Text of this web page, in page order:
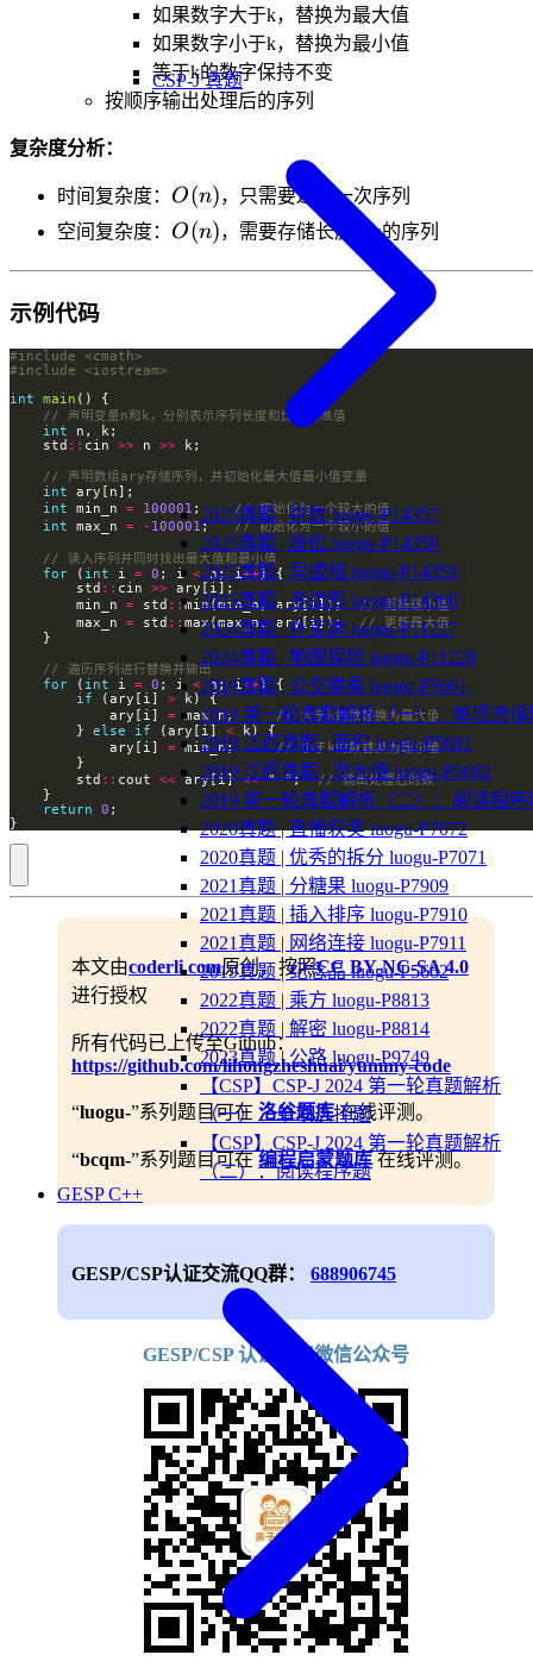
CSP-J 真题
2025真题 | 拼数 luogu-P14357
2025真题 | 座位 luogu-P14358
2025真题 | 异或和 luogu-P14359
2025真题 | 多边形 luogu-P14360
2024真题 | 扑克牌 luogu-P11227
2024真题 | 地图探险 luogu-P11228
2019真题 | 公交换乘 luogu-P5661
2019 第一轮真题解析（一）：单项选择
2019 江西真题 | 面积 luogu-P5681
2019 江西真题 | 次大值 luogu-P5682
2019 第一轮真题解析（二）：阅读程序
2020真题 | 直播获奖 luogu-P7072
2020真题 | 优秀的拆分 luogu-P7071
2021真题 | 分糖果 luogu-P7909
2021真题 | 插入排序 luogu-P7910
2021真题 | 网络连接 luogu-P7911
2019真题 | 纪念品 luogu-P5662
2022真题 | 乘方 luogu-P8813
2022真题 | 解密 luogu-P8814
2023真题 | 公路 luogu-P9749
【CSP】CSP-J 2024 第一轮真题解析
（一）：单项选择题
【CSP】CSP-J 2024 第一轮真题解析
（二）：阅读程序题
GESP C++
如果数字大于k，替换为最大值
如果数字小于k，替换为最小值
等于k的数字保持不变
按顺序输出处理后的序列
复杂度分析：
时间复杂度： O(n)
O(n)，只需要遍历一次序列
空间复杂度： O(n)
O(n)，需要存储长度为n的序列
示例代码
#include
<cmath>
#include
<iostream>
int
main
int
    std
:: cin >> n >>
int
int min_n = 100001 ;
int max_n = - 100001;
for ( int i = 0 ; i < n; i++
        std
:: cin >>
        min_n
= std ::min(min_n, ary[i]);
        max_n
= std :: max(max_n, ary[i]);
for ( int i = 0 ; i < n; i++
if (ary[i] >
            ary[i]
= max_n;
        }
else if (ary[i] <
            ary[i]
= min_n;
        std
:: cout << ary[i] << " ";
return
0
}
本文由coderli.com原创，按照CC BY-NC-SA 4.0
进行授权
所有代码已上传至Github：
https://github.com/lihongzheshuai/yummy-code
“luogu-”系列题目可在 洛谷题库在线评测。
“bcqm-”系列题目可在 编程启蒙题库 在线评测。
GESP/CSP认证交流QQ群： 688906745
GESP/CSP 认证学习微信公众号